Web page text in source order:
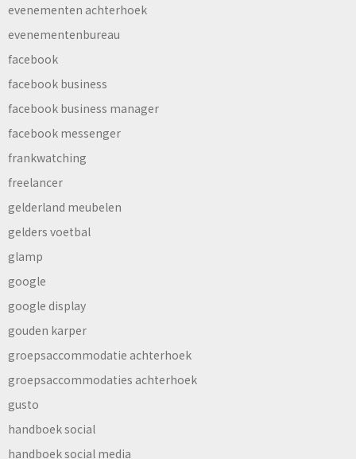
evenementen achterhoek
evenementenbureau
facebook
facebook business
facebook business manager
facebook messenger
frankwatching
freelancer
gelderland meubelen
gelders voetbal
glamp
google
google display
gouden karper
groepsaccommodatie achterhoek
groepsaccommodaties achterhoek
gusto
handboek social
handboek social media